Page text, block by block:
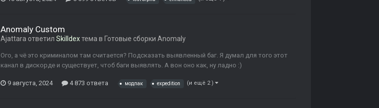
Anomaly Custom
Ajattara ответил Skilldexтема в Готовые сборки Anomaly
Ого, а чё это криминалом там считается? Подсказать выявленный баг. Я думал для того этот
канал в дискорде и существует, чтоб баги выявлять. А вон оно как, ну ладно :)
9 августа, 2024 4 873 ответа модпак expedition (и ещё 2 )